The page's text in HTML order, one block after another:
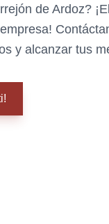
de Ardoz?
y alcanzar tus